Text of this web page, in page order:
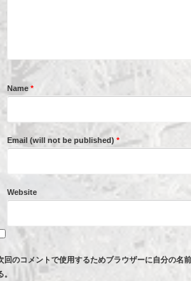
Name *
Email (will not be published) *
Website
回のコメントで使用するためブラウザーに自分の名
。